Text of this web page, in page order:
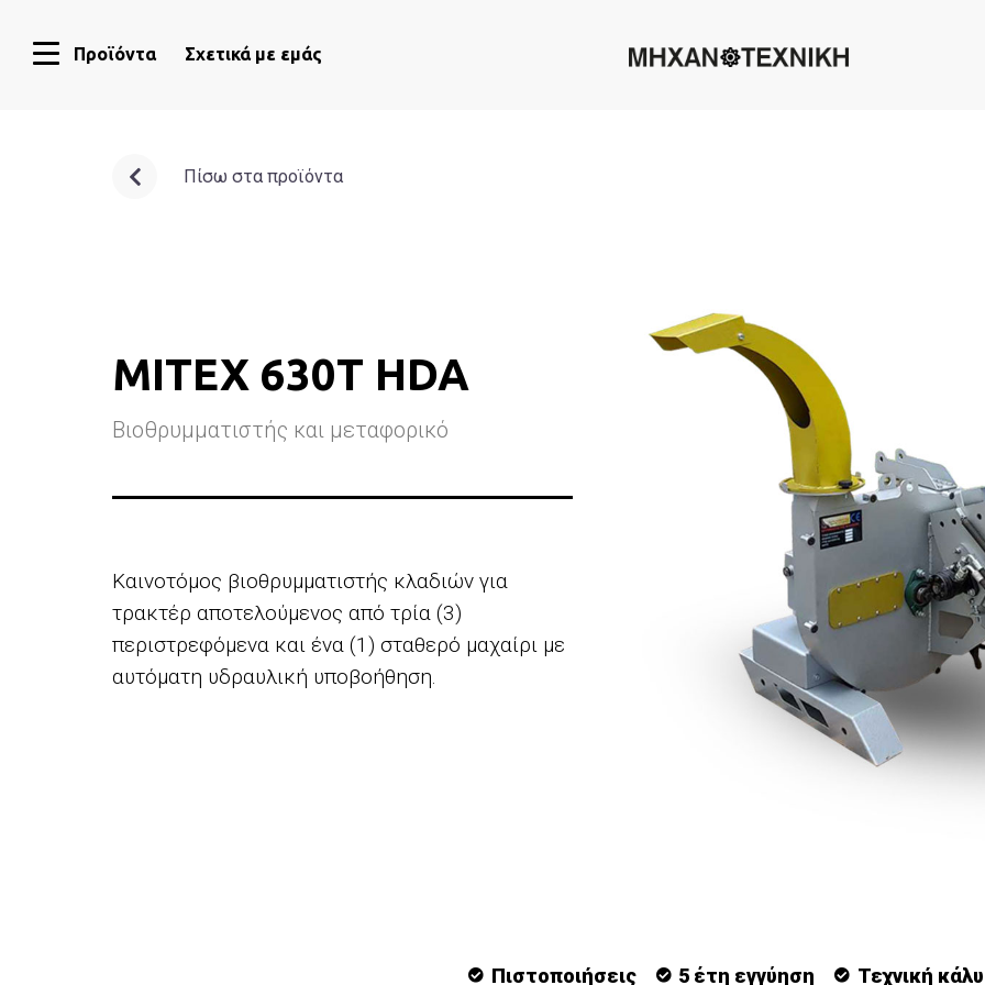
Προϊόντα Σχετικά με εμάς
Πίσω στα προϊόντα
MITEX 630T HDA
Βιοθρυμματιστής και μεταφορικό
Καινοτόμος βιοθρυμματιστής κλαδιών για
τρακτέρ αποτελούμενος από τρία (3)
περιστρεφόμενα και ένα (1) σταθερό μαχαίρι με
αυτόματη υδραυλική υποβοήθηση.
Πιστοποιήσεις 5 έτη εγγύηση Τεχνική